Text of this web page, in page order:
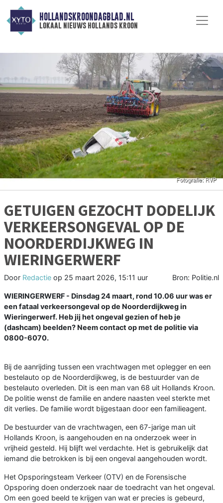
HOLLANDSKROONDAGBLAD.NL
lokaal nieuws hollands kroon
GETUIGEN GEZOCHT DODELIJK
VERKEERSONGEVAL OP DE
NOORDERDIJKWEG IN
WIERINGERWERF
Door Redactie op 25 maart 2026, 15:11 uur Bron: Politie.nl
WIERINGERWERF - Dinsdag 24 maart, rond 10.06 uur was er
een fataal verkeersongeval op de Noorderdijkweg in
Wieringerwerf. Heb jij het ongeval gezien of heb je
(dashcam) beelden? Neem contact op met de politie via
0800-6070.
Bij de aanrijding tussen een vrachtwagen met oplegger en een
bestelauto op de Noorderdijkweg, is de bestuurder van de
bestelauto overleden. Dit is een man van 68 uit Hollands Kroon.
De politie wenst de familie en andere naasten veel sterkte met
dit verlies. De familie wordt bijgestaan door een familieagent.
De bestuurder van de vrachtwagen, een 67-jarige man uit
Hollands Kroon, is aangehouden en na onderzoek weer in
vrijheid gesteld. Hij blijft wel verdachte. Het is gebruikelijk dat
iemand die betrokken is bij een ongeval aangehouden wordt.
Het Opsporingsteam Verkeer (OTV) en de Forensische
Opsporing doen onderzoek naar de toedracht van het ongeval.
Om een goed beeld te krijgen van wat er precies is gebeurd,